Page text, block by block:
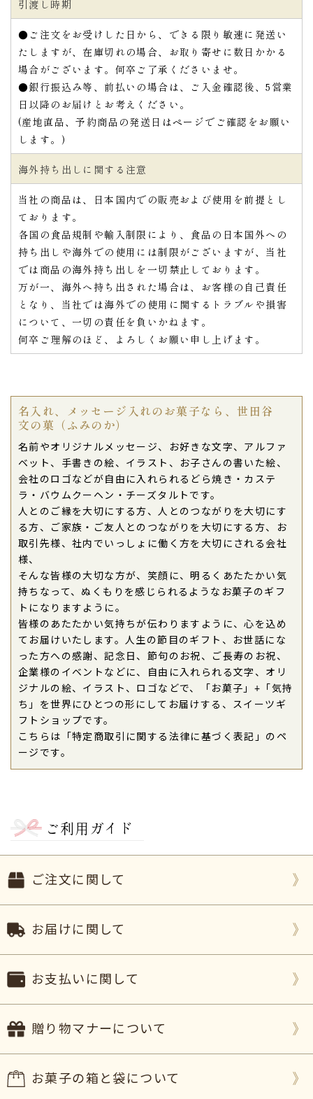
引渡し時期
●ご注文をお受けした日から、できる限り敏速に発送い
たしますが、在庫切れの場合、お取り寄せに数日かかる
場合がございます。何卒ご了承くださいませ。
●銀行振込み等、前払いの場合は、ご入金確認後、5営業
日以降のお届けとお考えください。
(産地直品、予約商品の発送日はページでご確認をお願い
します。)
海外持ち出しに関する注意
当社の商品は、日本国内での販売および使用を前提とし
ております。
各国の食品規制や輸入制限により、食品の日本国外への
持ち出しや海外での使用には制限がございますが、当社
では商品の海外持ち出しを一切禁止しております。
万が一、海外へ持ち出された場合は、お客様の自己責任
となり、当社では海外での使用に関するトラブルや損害
について、一切の責任を負いかねます。
何卒ご理解のほど、よろしくお願い申し上げます。
名入れ、メッセージ入れのお菓子なら、世田谷
文の菓（ふみのか）
名前やオリジナルメッセージ、お好きな文字、アルファ
ベット、手書きの絵、イラスト、お子さんの書いた絵、
会社のロゴなどが自由に入れられるどら焼き・カステ
ラ・バウムクーヘン・チーズタルトです。
人とのご縁を大切にする方、人とのつながりを大切にす
る方、ご家族・ご友人とのつながりを大切にする方、お
取引先様、社内でいっしょに働く方を大切にされる会社
様、
そんな皆様の大切な方が、笑顔に、明るくあたたかい気
持ちなって、ぬくもりを感じられるようなお菓子のギフ
トになりますように。
皆様のあたたかい気持ちが伝わりますように、心を込め
てお届けいたします。人生の節目のギフト、お世話にな
った方への感謝、記念日、節句のお祝、ご長寿のお祝、
企業様のイベントなどに、自由に入れられる文字、オリ
ジナルの絵、イラスト、ロゴなどで、「お菓子」+「気持
ち」を世界にひとつの形にしてお届けする、スイーツギ
フトショップです。
こちらは「特定商取引に関する法律に基づく表記」のペ
ージです。
ご利用ガイド
ご注文に関して
お届けに関して
お支払いに関して
贈り物マナーについて
お菓子の箱と袋について